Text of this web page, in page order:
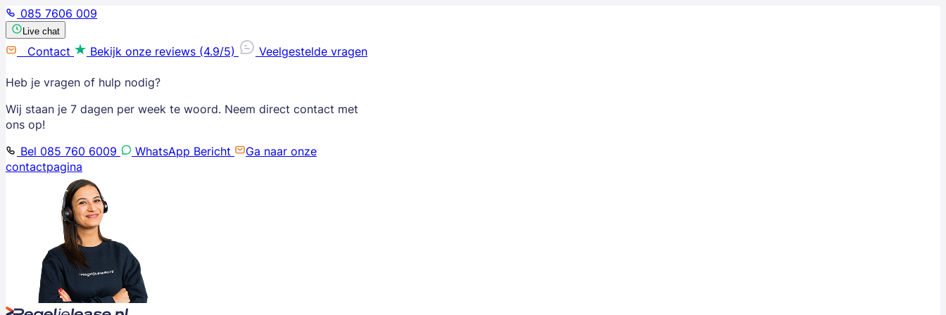
085 7606 009
Live chat
Contact Bekijk onze reviews (4.9/5)
Veelgestelde vragen
Heb je vragen of hulp nodig?
Wij staan je 7 dagen per week te woord. Neem direct contact met
ons op!
Bel 085 760 6009
WhatsApp Bericht
Ga naar onze
contactpagina